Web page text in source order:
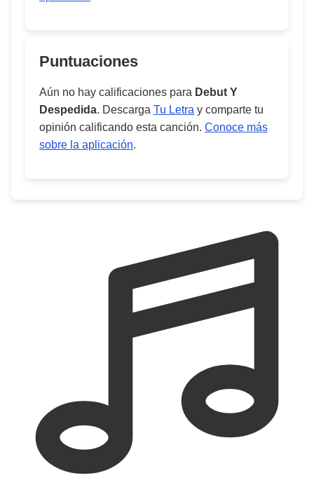
Puntuaciones
Aún no hay calificaciones para Debut Y
Despedida. Descarga Tu Letra y comparte tu
opinión calificando esta canción. Conoce más
sobre la aplicación.